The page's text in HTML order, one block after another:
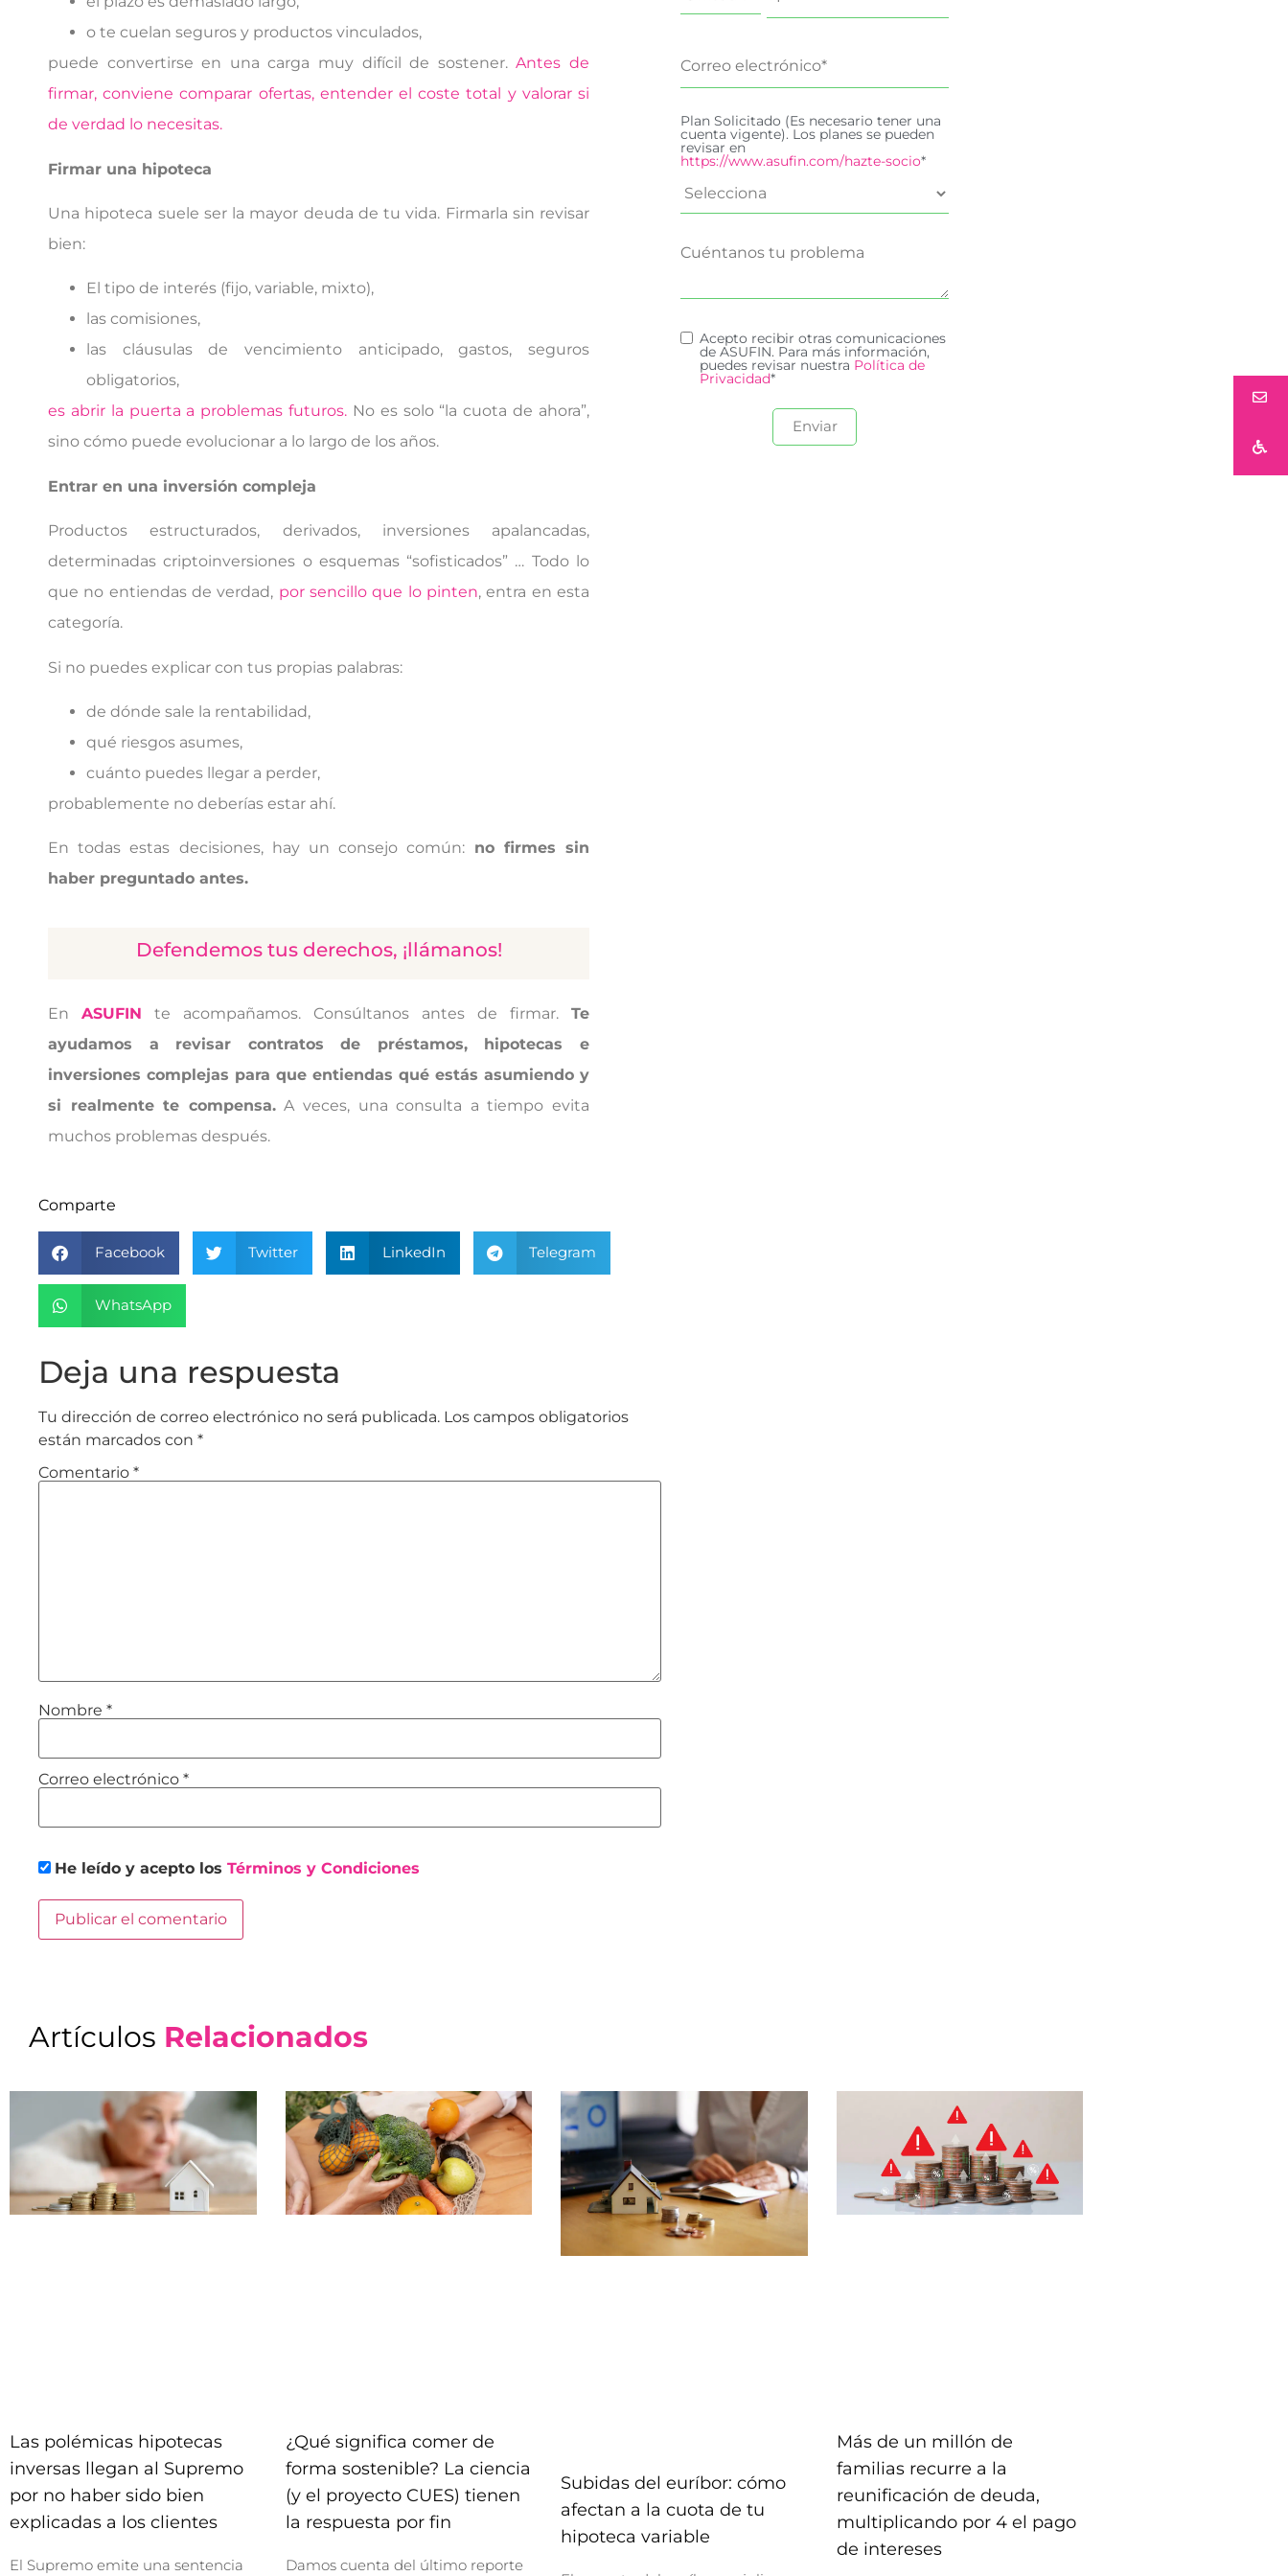
o te cuelan seguros y productos vinculados,
puede convertirse en una carga muy difícil de sostener.Antes de
firmar, conviene comparar ofertas, entender el coste total y valorar si
de verdad lo necesitas.
Firmar una hipoteca
Una hipoteca suele ser la mayor deuda de tu vida. Firmarla sin revisar
bien:
El tipo de interés (fijo, variable, mixto),
las comisiones,
las cláusulas de vencimiento anticipado, gastos, seguros
obligatorios,
es abrir la puerta a problemas futuros. No es solo “la cuota de ahora”,
sino cómo puede evolucionar a lo largo de los años.
Entrar en una inversión compleja
Productos estructurados, derivados, inversiones apalancadas,
determinadas criptoinversiones o esquemas “sofisticados” … Todo lo
que no entiendas de verdad, por sencillo que lo pinten, entra en esta
categoría.
Si no puedes explicar con tus propias palabras:
de dónde sale la rentabilidad,
qué riesgos asumes,
cuánto puedes llegar a perder,
probablemente no deberías estar ahí.
En todas estas decisiones, hay un consejo común: no firmes sin
haber preguntado antes.
Defendemos tus derechos, ¡llámanos!
En ASUFIN te acompañamos. Consúltanos antes de firmar. Te
ayudamos a revisar contratos de préstamos, hipotecas e
inversiones complejas para que entiendas qué estás asumiendo y
si realmente te compensa.A veces, una consulta a tiempo evita
muchos problemas después.
Comparte
Facebook Twitter LinkedIn Telegram
WhatsApp
Deja una respuesta
Tu dirección de correo electrónico no será publicada. Los campos obligatorios
están marcados con *
Comentario *
Nombre *
Correo electrónico *
He leído y acepto los Términos y Condiciones
Plan Solicitado (Es necesario tener una
cuenta vigente). Los planes se pueden
revisar en
https://www.asufin.com/hazte-socio*
Acepto recibir otras comunicaciones
de ASUFIN. Para más información,
puedes revisar nuestra Política de
Privacidad*
Artículos Relacionados
Las polémicas hipotecas
inversas llegan al Supremo
por no haber sido bien
explicadas a los clientes
El Supremo emite una sentencia
¿Qué significa comer de
forma sostenible? La ciencia
(y el proyecto CUES) tienen
la respuesta por fin
Damos cuenta del último reporte
Subidas del euríbor: cómo
afectan a la cuota de tu
hipoteca variable
Más de un millón de
familias recurre a la
reunificación de deuda,
multiplicando por 4 el pago
de intereses